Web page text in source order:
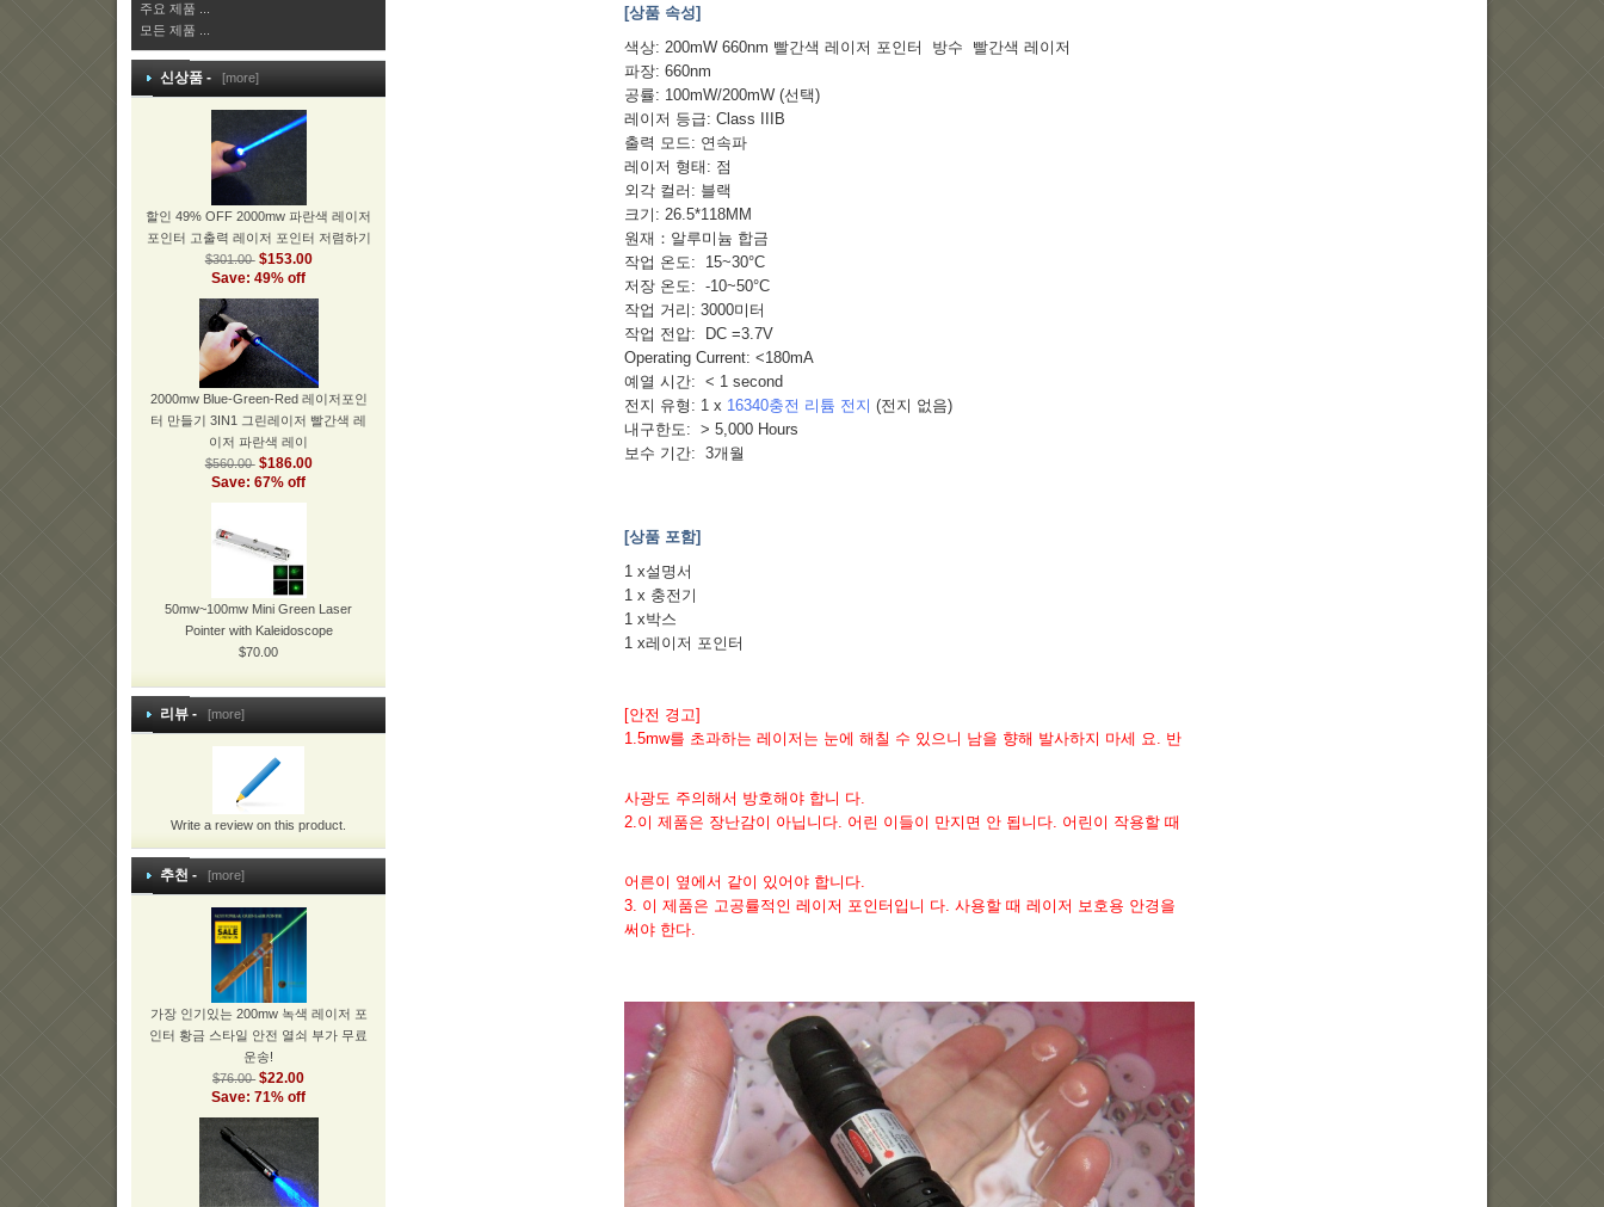
주요 제품 ...
모든 제품 ...
신상품 - [more]
할인 49% OFF 2000mw 파란색 레이저
포인터 고출력 레이저 포인터 저렴하기
$301.00 $153.00
Save: 49% off
2000mw Blue-Green-Red 레이저포인
터 만들기 3IN1 그린레이저 빨간색 레
이저 파란색 레이
$560.00 $186.00
Save: 67% off
50mw~100mw Mini Green Laser
Pointer with Kaleidoscope
$70.00
리뷰 - [more]
Write a review on this product.
추천 - [more]
가장 인기있는 200mw 녹색 레이저 포
인터 황금 스타일 안전 열쇠 부가 무료
운송!
$76.00 $22.00
Save: 71% off
[상품 속성]
색상: 200mW 660nm 빨간색 레이저 포인터 방수 빨간색 레이저
파장: 660nm
공률: 100mW/200mW (선택)
레이저 등급: Class IIIB
출력 모드: 연속파
레이저 형태: 점
외각 컬러: 블랙
크기: 26.5*118MM
원재：알루미늄 합금
작업 온도: 15~30°C
저장 온도: -10~50°C
작업 거리: 3000미터
작업 전압: DC =3.7V
Operating Current: <180mA
예열 시간: < 1 second
전지 유형: 1 x 16340충전 리튬 전지 (전지 없음)
내구한도: > 5,000 Hours
보수 기간: 3개월
[상품 포함]
1 x설명서
1 x 충전기
1 x박스
1 x레이저 포인터
[안전 경고]
1. 5mw를 초과하는 레이저는 눈에 해칠 수 있으니 남을 향해 발사하지 마세 요. 반
사광도 주의해서 방호해야 합니 다.
2. 이 제품은 장난감이 아닙니다. 어린 이들이 만지면 안 됩니다. 어린이 작용할 때
어른이 옆에서 같이 있어야 합니다.
3. 이 제품은 고공률적인 레이저 포인터입니 다. 사용할 때 레이저 보호용 안경을
써야 한다.